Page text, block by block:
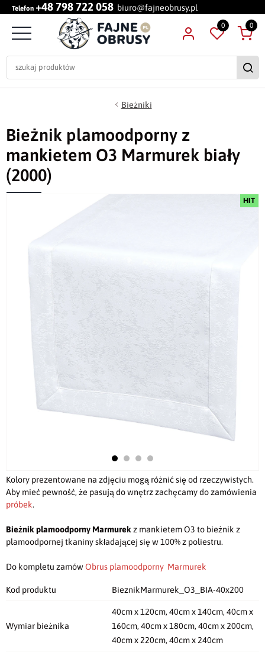
Telefon +48 798 722 058 biuro@fajneobrusy.pl
0 0
Bieżniki
HIT
Bieżnik plamoodporny z
mankietem O3 Marmurek biały
(2000)
Kolory prezentowane na zdjęciu mogą różnić się od rzeczywistych.
Aby mieć pewność, że pasują do wnętrz zachęcamy do zamówienia
próbek.
Bieżnik plamoodporny Marmurek z mankietem O3 to bieżnik z
plamoodpornej tkaniny składającej się w 100% z poliestru.
Do kompletu zamówObrus plamoodporny Marmurek
Kod produktu BieznikMarmurek_O3_BIA-40x200
Wymiar bieżnika
40cm x 120cm, 40cm x 140cm, 40cm x
160cm, 40cm x 180cm, 40cm x 200cm,
40cm x 220cm, 40cm x 240cm